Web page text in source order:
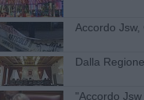
Accordo
Dalla
"Accordo